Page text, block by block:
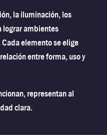
la iluminación, los
lograr ambientes
elemento se elige
entre forma, uso y
representan al
clara.